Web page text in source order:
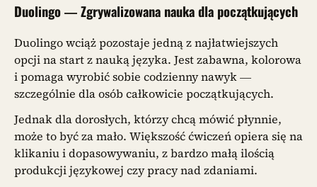
Duolingo — Zgrywalizowana nauka dla początkujących
Duolingo wciąż pozostaje jedną z najłatwiejszych
opcji na start z nauką języka. Jest zabawna, kolorowa
i pomaga wyrobić sobie codzienny nawyk —
szczególnie dla osób całkowicie początkujących.
Jednak dla dorosłych, którzy chcą mówić płynnie,
może to być za mało. Większość ćwiczeń opiera się na
klikaniu i dopasowywaniu, z bardzo małą ilością
produkcji językowej czy pracy nad zdaniami.